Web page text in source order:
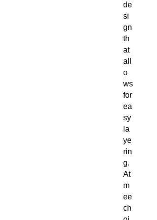
de
si
gn
th
at
all
o
ws
for
ea
sy
la
ye
rin
g.
At
m
ee
ch